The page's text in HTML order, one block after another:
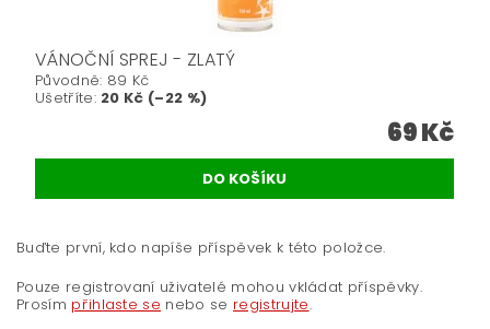
VÁNOČNÍ SPREJ - ZLATÝ
Původně: 89 Kč
Ušetříte: 20 Kč (–22 %)
69 Kč
Buďte první, kdo napíše příspěvek k této položce.
Pouze registrovaní uživatelé mohou vkládat příspěvky.
Prosím přihlaste se nebo se registrujte.